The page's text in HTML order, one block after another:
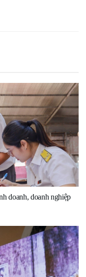
doanh, doanh nghiệp